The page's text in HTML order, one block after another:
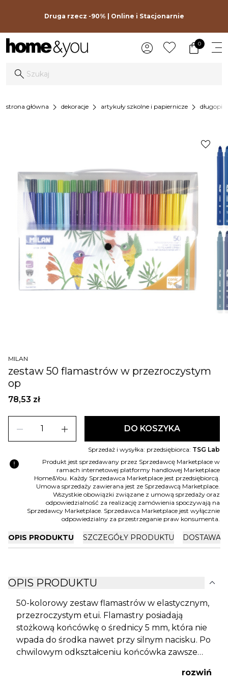
Druga rzecz -90% | Online i Stacjonarnie
0
strona główna chevron_right dekoracje chevron_right artykuły szkolne i papiernicze chevron_right
MILAN
zestaw 50 flamastrów w przezroczystym
op
78,53 zł
remove add DO KOSZYKA
Sprzedaż i wysyłka: przedsiębiorca: TSG Lab
error
Produkt jest sprzedawany przez Sprzedawcę Marketplace w
ramach internetowej platformy handlowej Marketplace
Home&You. Każdy Sprzedawca Marketplace jest przedsiębiorcą.
Umowa sprzedaży zawierana jest ze Sprzedawcą Marketplace.
Wszystkie obowiązki związane z umową sprzedaży oraz
odpowiedzialność za realizację zamówienia spoczywają na
Sprzedawcy Marketplace. Sprzedawca Marketplace jest wyłącznie
odpowiedzialny za przestrzeganie praw konsumenta.
favorite
OPIS PRODUKTU SZCZEGÓŁY PRODUKTU DOSTAWA
OPIS PRODUKTU expand_more
50-kolorowy zestaw flamastrów w elastycznym,
przezroczystym etui. Flamastry posiadają
stożkową końcówkę o średnicy 5 mm, która nie
wpada do środka nawet przy silnym nacisku. Po
chwilowym odkształceniu końcówka zawsze
rysowanie cienkich i grubych linii od 0,75 mm do
rozwiń